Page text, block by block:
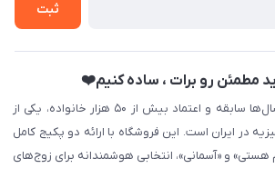
ثبت
مطمئن رو برات ، ساده کنیم❤️
با سال‌ها سابقه و اعتماد بیش از ۵۰ هزار خانواده، یکی از
در ایران است. این فروشگاه با ارائه دو پکیج کامل
و «آسمانی»، انتخابی هوشمندانه برای زوج‌های